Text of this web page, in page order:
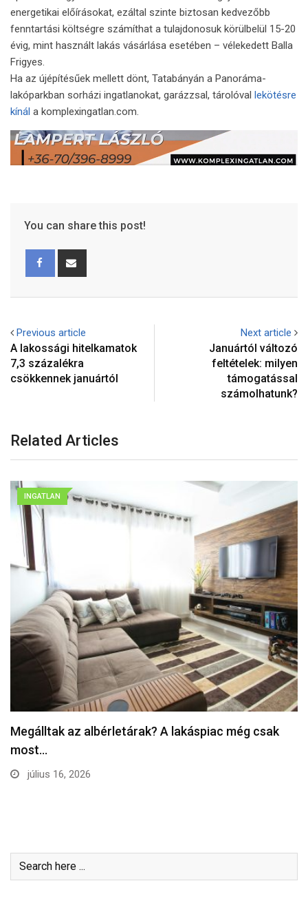
energetikai előírásokat, ezáltal szinte biztosan kedvezőbb
fenntartási költségre számíthat a tulajdonosuk körülbelül 15-20
évig, mint használt lakás vásárlása esetében – vélekedett Balla
Frigyes.
Ha az újépítésűek mellett dönt, Tatabányán a Panoráma-
lakóparkban sorházi ingatlanokat, garázzsal, tárolóval lekötésre
kínál a komplexingatlan.com.
You can share this post!
Previous article
A lakossági hitelkamatok
7,3 százalékra
csökkennek januártól
Next article
Januártól változó
feltételek: milyen
támogatással
számolhatunk?
Related Articles
INGATLAN
Megálltak az albérletárak? A lakáspiac még csak
most…
július 16, 2026